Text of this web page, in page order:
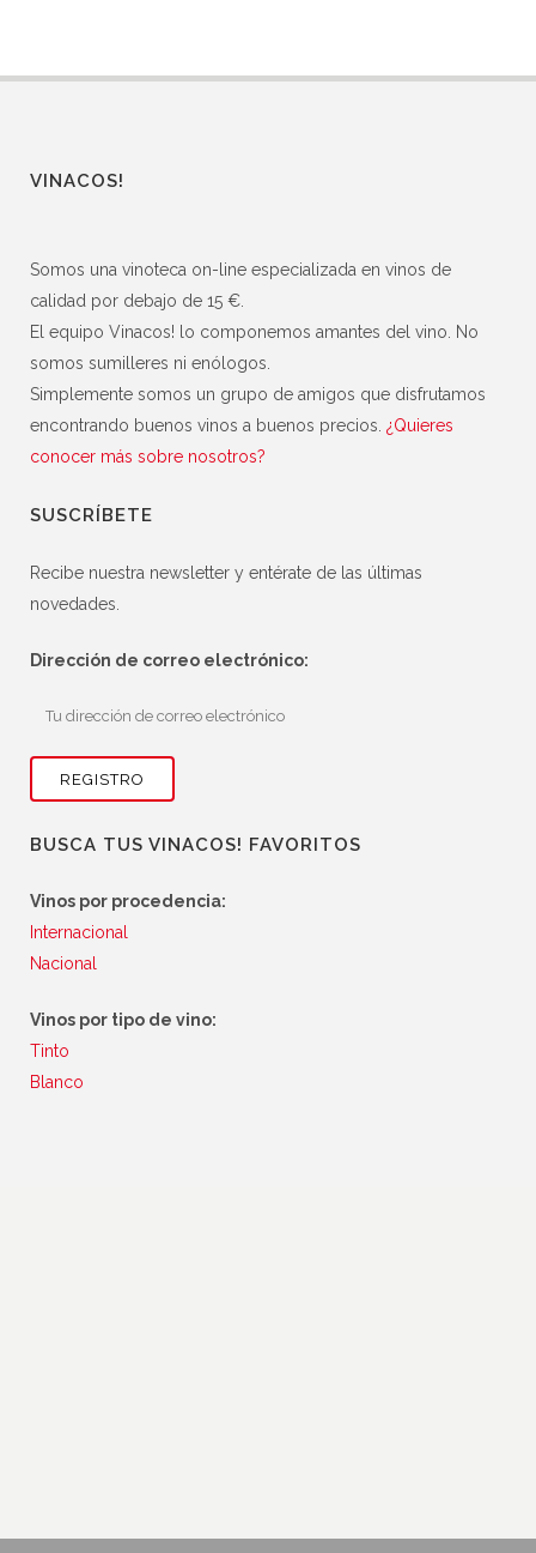
VINACOS!
Somos una vinoteca on-line especializada en vinos de
calidad por debajo de 15 €.
El equipo Vinacos! lo componemos amantes del vino. No
somos sumilleres ni enólogos.
Simplemente somos un grupo de amigos que disfrutamos
encontrando buenos vinos a buenos precios. ¿Quieres
conocer más sobre nosotros?
SUSCRÍBETE
Recibe nuestra newsletter y entérate de las últimas
novedades.
Dirección de correo electrónico:
BUSCA TUS VINACOS! FAVORITOS
Vinos por procedencia:
Internacional
Nacional
Vinos por tipo de vino:
Tinto
Blanco